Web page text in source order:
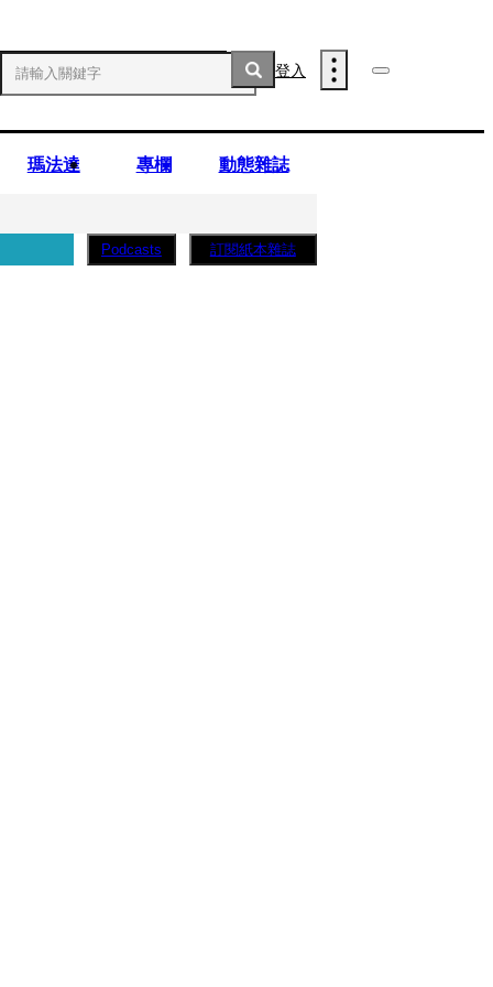
登入
瑪法達 專欄 動態雜誌
Podcasts 訂閱紙本雜誌